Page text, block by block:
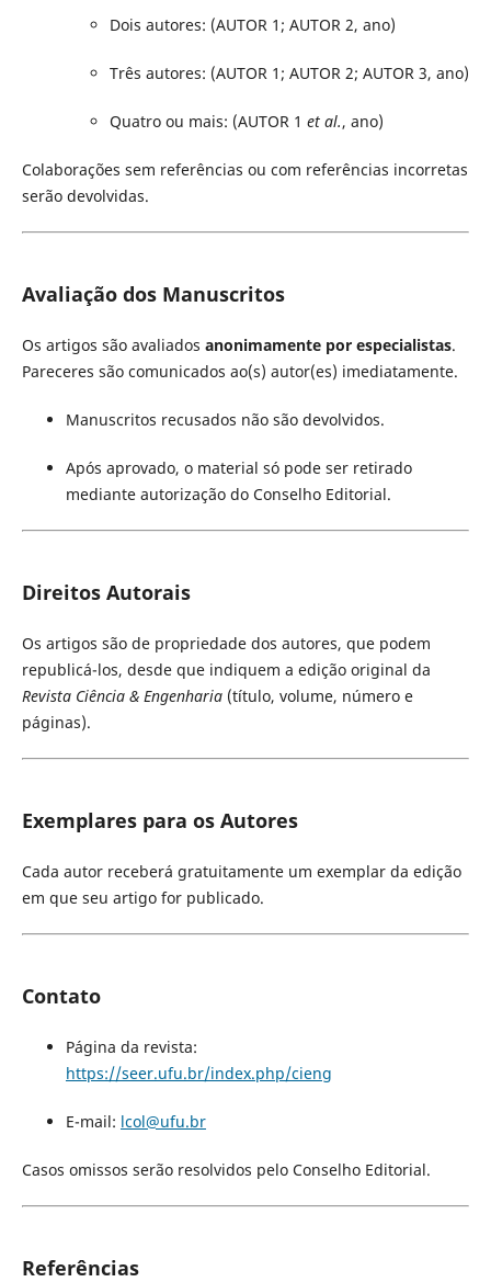
Dois autores: (AUTOR 1; AUTOR 2, ano)
Três autores: (AUTOR 1; AUTOR 2; AUTOR 3, ano)
Quatro ou mais: (AUTOR 1 et al., ano)
Colaborações sem referências ou com referências incorretas
serão devolvidas.
Avaliação dos Manuscritos
Os artigos são avaliados anonimamente por especialistas.
Pareceres são comunicados ao(s) autor(es) imediatamente.
Manuscritos recusados não são devolvidos.
Após aprovado, o material só pode ser retirado
mediante autorização do Conselho Editorial.
Direitos Autorais
Os artigos são de propriedade dos autores, que podem
republicá-los, desde que indiquem a edição original da
Revista Ciência & Engenharia(título, volume, número e
páginas).
Exemplares para os Autores
Cada autor receberá gratuitamente um exemplar da edição
em que seu artigo for publicado.
Contato
Página da revista:
https://seer.ufu.br/index.php/cieng
E-mail: lcol@ufu.br
Casos omissos serão resolvidos pelo Conselho Editorial.
Referências